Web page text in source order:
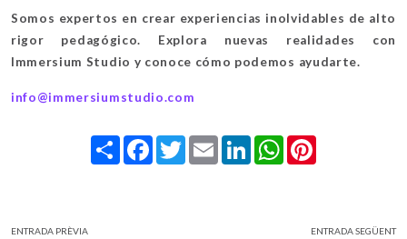
Somos expertos en crear experiencias inolvidables de alto
rigor pedagógico. Explora nuevas realidades con
Immersium Studio y conoce cómo podemos ayudarte.
info@immersiumstudio.com
Share FacebookTwitterEmail LinkedInWhatsApp
ENTRADA PRÈVIA ENTRADA SEGÜENT